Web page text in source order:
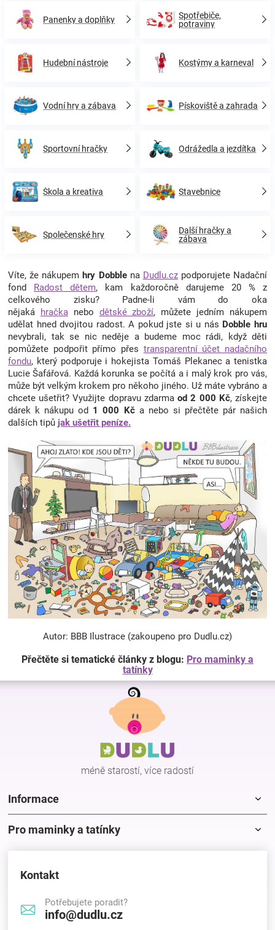
Panenky a doplňky
Spotřebiče,
potraviny
Hudební nástroje Kostýmy a karneval
Vodní hry a zábava Pískoviště a zahrada
Sportovní hračky Odrážedla a jezdítka
Škola a kreativa Stavebnice
Společenské hry
Další hračky a
zábava
Víte, že nákupemhry Dobble na Dudlu.czpodporujete Nadační
fond Radost dětem, kam každoročně darujeme 20 % z
celkového zisku? Padne-li vám do oka
nějaká hračka nebo dětské zboží, můžete jedním nákupem
udělat hned dvojitou radost. A pokud jste si u nás Dobble hru
nevybrali, tak se nic neděje a budeme moc rádi, když děti
pomůžete podpořit přímo přes transparentní účet nadačního
fondu, který podporuje i hokejista Tomáš Plekanec a tenistka
Lucie Šafářová. Každá korunka se počítá a i malý krok pro vás,
může být velkým krokem pro někoho jiného. Už máte vybráno a
chcete ušetřit? Využijte dopravu zdarmaod 2 000 Kč, získejte
dárek k nákupu od 1 000 Kča nebo si přečtěte pár našich
dalších tipů jak ušetřit peníze.
Autor: BBB Ilustrace (zakoupeno pro Dudlu.cz)
Přečtěte si tematické články z blogu: Pro maminky a
tatínky
Z
méně starostí, více radostí
Informace
Pro maminky a tatínky
Kontakt
Potřebujete poradit?
info@dudlu.cz